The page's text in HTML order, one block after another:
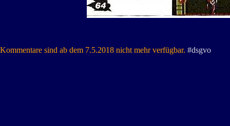
Kommentare sind ab dem 7.5.2018 nicht mehr verfügbar. #dsgvo